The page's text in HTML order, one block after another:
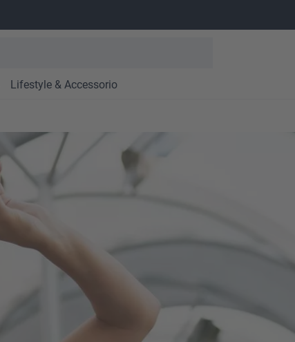
Lifestyle & Accessorio